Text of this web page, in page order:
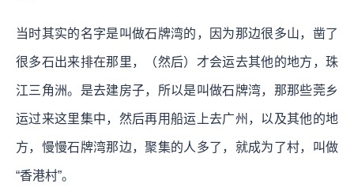
当时其实的名字是叫做石牌湾的，因为那边很多山，凿了
很多石出来排在那里，（然后）才会运去其他的地方，珠
江三角洲。是去建房子，所以是叫做石牌湾，那那些莞乡
运过来这里集中，然后再用船运上去广州，以及其他的地
方，慢慢石牌湾那边，聚集的人多了，就成为了村，叫做
“香港村”。